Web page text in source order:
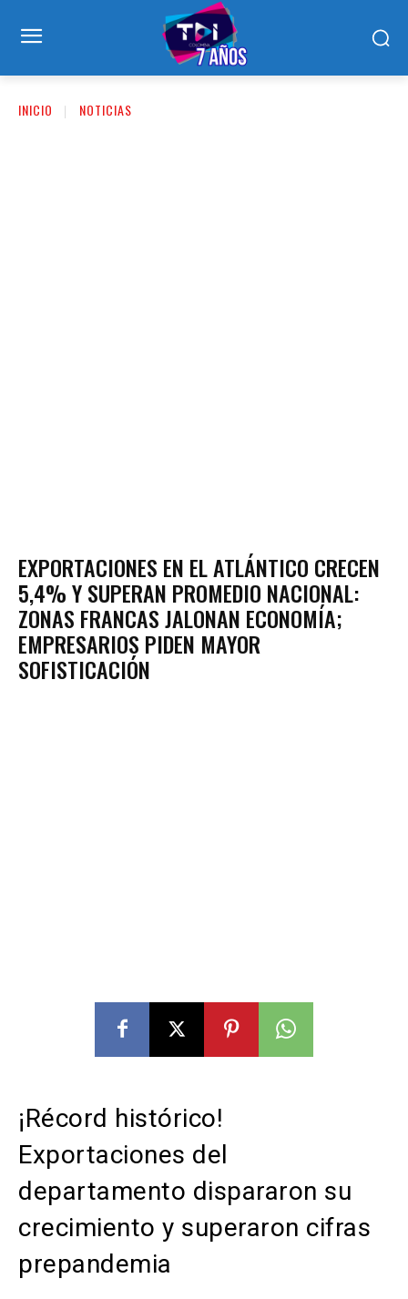
INICIO NOTICIAS
EXPORTACIONES EN EL ATLÁNTICO CRECEN
5,4% Y SUPERAN PROMEDIO NACIONAL:
ZONAS FRANCAS JALONAN ECONOMÍA;
EMPRESARIOS PIDEN MAYOR
SOFISTICACIÓN
¡Récord histórico!
Exportaciones del
departamento dispararon su
crecimiento y superaron cifras
prepandemia